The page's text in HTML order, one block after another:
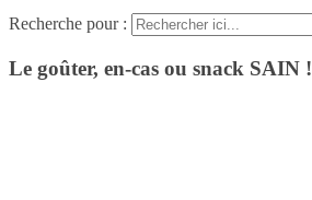
Recherche pour :
Le goûter, en-cas ou snack SAIN !